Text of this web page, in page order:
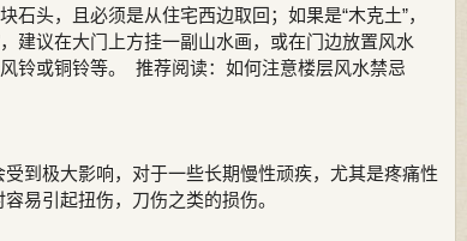
石头，且必须是从住宅西边取回；如果是“木克土”，
建议在大门上方挂一副山水画，或在门边放置风水
铃或铜铃等。 推荐阅读：如何注意楼层风水禁忌
到极大影响，对于一些长期慢性顽疾，尤其是疼痛性
易引起扭伤，刀伤之类的损伤。